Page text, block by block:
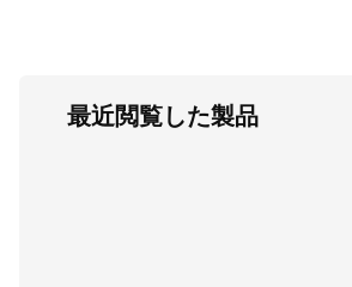
最近閲覧した製品